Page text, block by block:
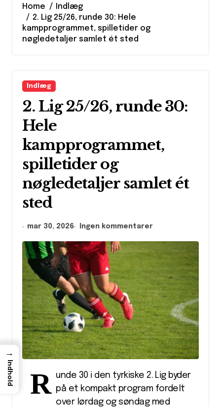
Home
Indlæg
2. Lig 25/26, runde 30: Hele
kampprogrammet, spilletider og
nøgledetaljer samlet ét sted
Indlæg
2. Lig 25/26, runde 30:
Hele
kampprogrammet,
spilletider og
nøgledetaljer samlet ét
sted
mar 30, 2026 Ingen kommentarer
R unde 30 i den tyrkiske 2. Lig byder
på et kompakt program fordelt
over lørdag og søndag med
→
Indhold